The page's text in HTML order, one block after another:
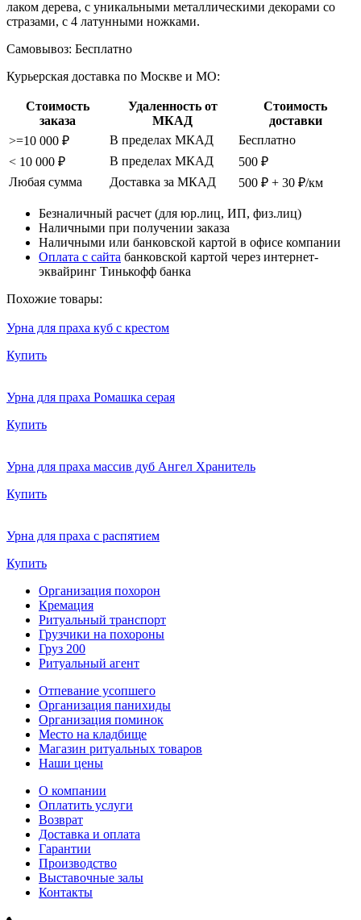
лаком дерева, с уникальными металлическими декорами со
стразами, с 4 латунными ножками.
Самовывоз: Бесплатно
Курьерская доставка по Москве и МО:
Стоимость
заказа
Удаленность от
МКАД
Стоимость
доставки
>=10 000 ₽
В пределах МКАД
Бесплатно
< 10 000 ₽
В пределах МКАД
500 ₽
Любая сумма
Доставка за МКАД 500 ₽ + 30 ₽/км
Безналичный расчет (для юр.лиц, ИП, физ.лиц)
Наличными при получении заказа
Наличными или банковской картой в офисе компании
Оплата с сайта банковской картой через интернет-
эквайринг Тинькофф банка
Похожие товары:
Урна для праха куб с крестом
Купить
Урна для праха Ромашка серая
Купить
Урна для праха массив дуб Ангел Хранитель
Купить
Урна для праха с распятием
Купить
Организация похорон
Кремация
Ритуальный транспорт
Грузчики на похороны
Груз 200
Ритуальный агент
Отпевание усопшего
Организация панихиды
Организация поминок
Место на кладбище
Магазин ритуальных товаров
Наши цены
О компании
Оплатить услуги
Возврат
Доставка и оплата
Гарантии
Производство
Выставочные залы
Контакты